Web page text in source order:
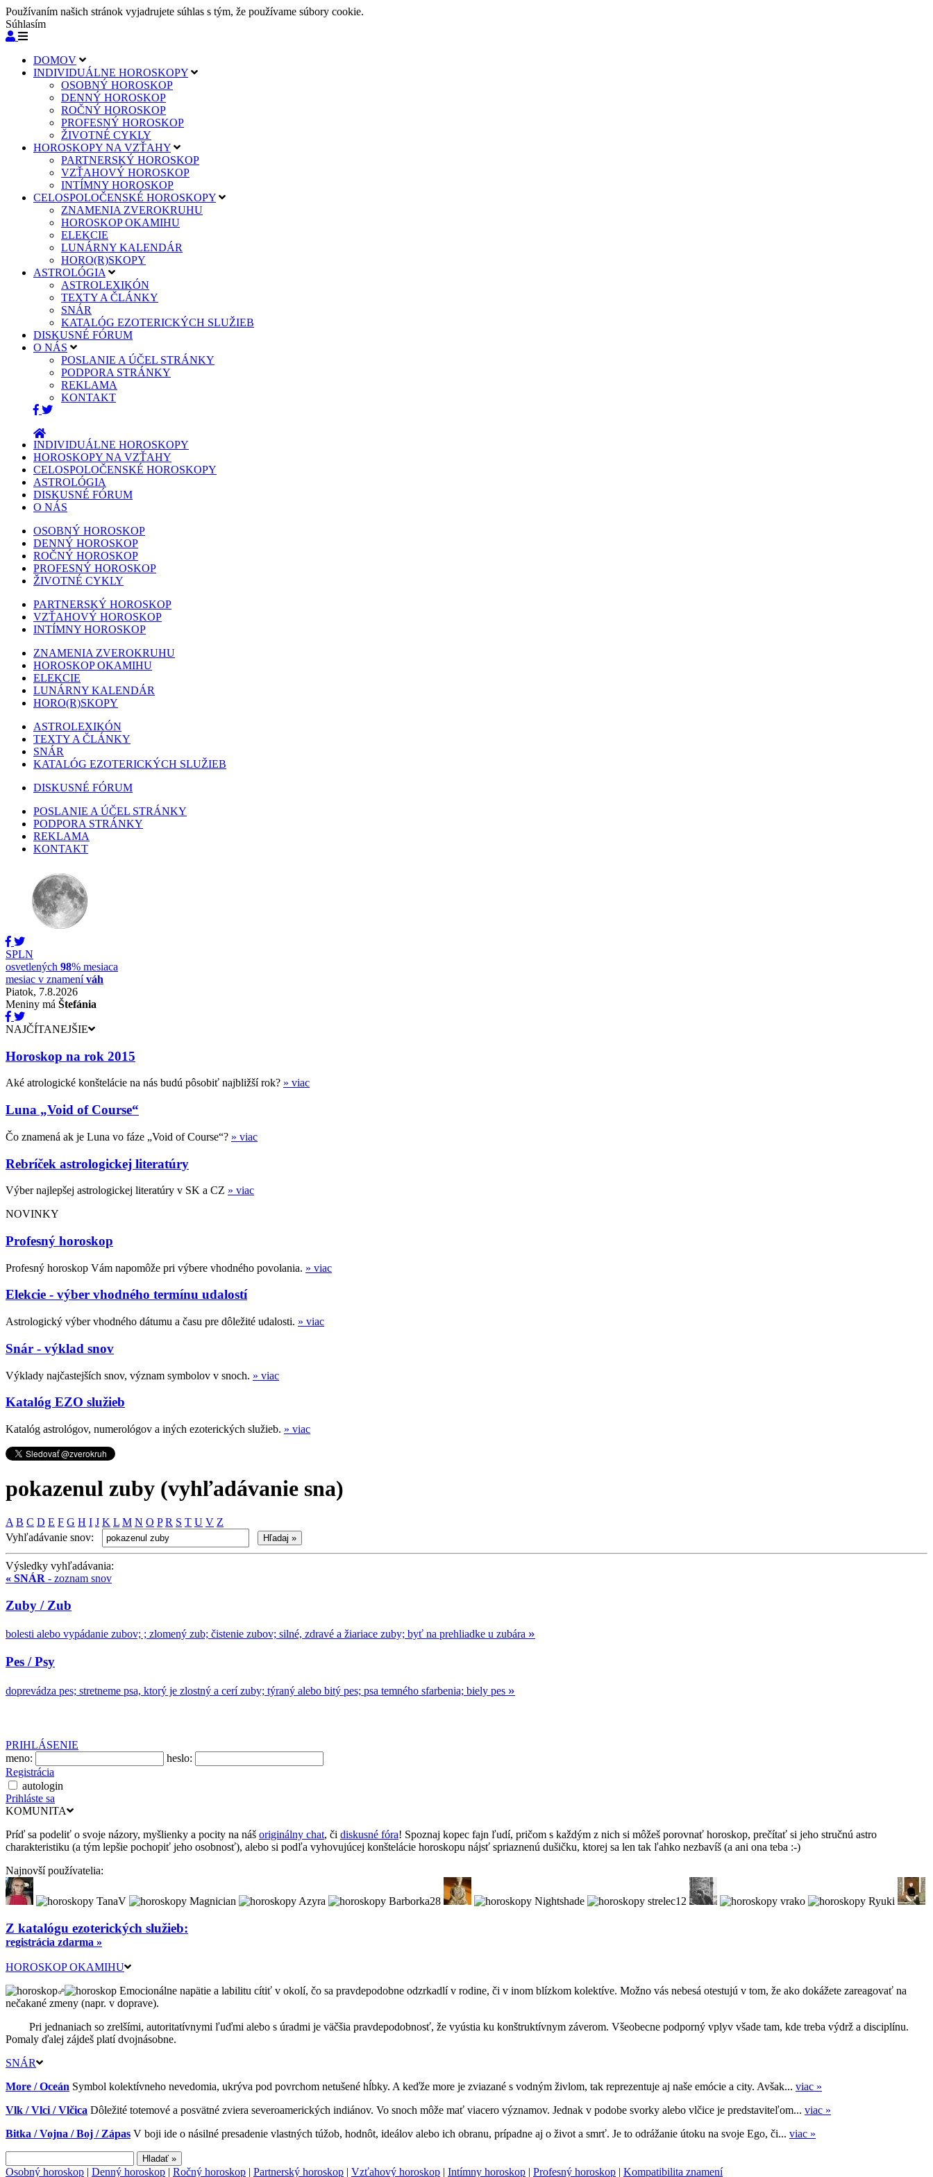
Používaním našich stránok vyjadrujete súhlas s tým, že používame súbory cookie.
Súhlasím
DOMOV
INDIVIDUÁLNE HOROSKOPY
OSOBNÝ HOROSKOP
DENNÝ HOROSKOP
ROČNÝ HOROSKOP
PROFESNÝ HOROSKOP
ŽIVOTNÉ CYKLY
HOROSKOPY NA VZŤAHY
PARTNERSKÝ HOROSKOP
VZŤAHOVÝ HOROSKOP
INTÍMNY HOROSKOP
CELOSPOLOČENSKÉ HOROSKOPY
ZNAMENIA ZVEROKRUHU
HOROSKOP OKAMIHU
ELEKCIE
LUNÁRNY KALENDÁR
HORO(R)SKOPY
ASTROLÓGIA
ASTROLEXIKÓN
TEXTY A ČLÁNKY
SNÁR
KATALÓG EZOTERICKÝCH SLUŽIEB
DISKUSNÉ FÓRUM
O NÁS
POSLANIE A ÚČEL STRÁNKY
PODPORA STRÁNKY
REKLAMA
KONTAKT
INDIVIDUÁLNE HOROSKOPY
HOROSKOPY NA VZŤAHY
CELOSPOLOČENSKÉ HOROSKOPY
ASTROLÓGIA
DISKUSNÉ FÓRUM
O NÁS
OSOBNÝ HOROSKOP
DENNÝ HOROSKOP
ROČNÝ HOROSKOP
PROFESNÝ HOROSKOP
ŽIVOTNÉ CYKLY
PARTNERSKÝ HOROSKOP
VZŤAHOVÝ HOROSKOP
INTÍMNY HOROSKOP
ZNAMENIA ZVEROKRUHU
HOROSKOP OKAMIHU
ELEKCIE
LUNÁRNY KALENDÁR
HORO(R)SKOPY
ASTROLEXIKÓN
TEXTY A ČLÁNKY
SNÁR
KATALÓG EZOTERICKÝCH SLUŽIEB
DISKUSNÉ FÓRUM
POSLANIE A ÚČEL STRÁNKY
PODPORA STRÁNKY
REKLAMA
KONTAKT
SPLN
osvetlených 98% mesiaca
mesiac v znameníváh
Piatok, 7.8.2026
Meniny má Štefánia
NAJČÍTANEJŠIE
Horoskop na rok 2015
Aké atrologické konštelácie na nás budú pôsobiť najbližší rok? » viac
Luna „Void of Course“
Čo znamená ak je Luna vo fáze „Void of Course“? » viac
Rebríček astrologickej literatúry
Výber najlepšej astrologickej literatúry v SK a CZ » viac
NOVINKY
Profesný horoskop
Profesný horoskop Vám napomôže pri výbere vhodného povolania. » viac
Elekcie - výber vhodného termínu udalostí
Astrologický výber vhodného dátumu a času pre dôležité udalosti. » viac
Snár - výklad snov
Výklady najčastejších snov, význam symbolov v snoch. » viac
Katalóg EZO služieb
Katalóg astrológov, numerológov a iných ezoterických služieb. » viac
pokazenul zuby (vyhľadávanie sna)
A B C D E F G H I J K L M N O P R S T U V Z
Vyhľadávanie snov:
Výsledky vyhľadávania:
« SNÁR - zoznam snov
Zuby / Zub
bolesti alebo vypádanie zubov; ; zlomený zub; čistenie zubov; silné, zdravé a žiariace zuby; byť na prehliadke u zubára »
Pes / Psy
doprevádza pes; stretneme psa, ktorý je zlostný a cerí zuby; týraný alebo bitý pes; psa temného sfarbenia; biely pes »
PRIHLÁSENIE
meno:
heslo:
Registrácia
autologin
Prihláste sa
KOMUNITA
Príď sa podeliť o svoje názory, myšlienky a pocity na náš originálny chat, či diskusné fóra! Spoznaj kopec fajn ľudí, pričom s každým z nich si môžeš porovnať horoskop, prečítať si jeho stručnú astro
charakteristiku (a tým lepšie pochopiť jeho osobnosť), alebo si podľa vyhovujúcej konštelácie horoskopu nájsť spriaznenú dušičku, ktorej sa len tak ľahko nezbavíš (a ani ona teba :-)
Najnovší používatelia:
Z katalógu ezoterických služieb:
registrácia zdarma »
HOROSKOP OKAMIHU
Emocionálne napätie a labilitu cítiť v okolí, čo sa pravdepodobne odzrkadlí v rodine, či v inom blízkom kolektíve. Možno vás nebesá otestujú v tom, že ako dokážete zareagovať na
nečakané zmeny (napr. v doprave).
Pri jednaniach so zrelšími, autoritatívnymi ľuďmi alebo s úradmi je väčšia pravdepodobnosť, že vyústia ku konštruktívnym záverom. Všeobecne podporný vplyv všade tam, kde treba výdrž a disciplínu.
Pomaly ďalej zájdeš platí dvojnásobne.
SNÁR
More / Oceán Symbol kolektívneho nevedomia, ukrýva pod povrchom netušené hĺbky. A keďže more je zviazané s vodným živlom, tak reprezentuje aj naše emócie a city. Avšak... viac »
Vlk / Vlci / Vlčica Dôležité totemové a posvätné zviera severoamerických indiánov. Vo snoch môže mať viacero významov. Jednak v podobe svorky alebo vlčice je predstaviteľom... viac »
Bitka / Vojna / Boj / Zápas V boji ide o násilné presadenie vlastných túžob, hodnôt, ideálov alebo ich obranu, prípadne aj o život a smrť. Je to odrážanie útoku na svoje Ego, či... viac »
Osobný horoskop | Denný horoskop | Ročný horoskop | Partnerský horoskop | Vzťahový horoskop | Intímny horoskop | Profesný horoskop | Kompatibilita znamení